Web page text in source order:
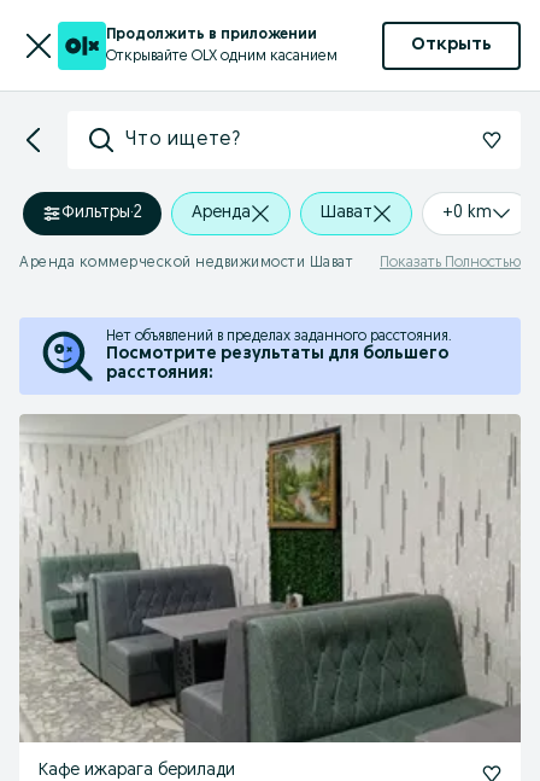
Продолжить в приложении
Открывайте OLX одним касанием
Открыть
Что ищете?
Фильтры·2 Аренда Шават +0 km
Аренда коммерческой недвижимости Шават Показать Полностью
Нет объявлений в пределах заданного расстояния.
Посмотрите результаты для большего
расстояния:
Кафе ижарага берилади